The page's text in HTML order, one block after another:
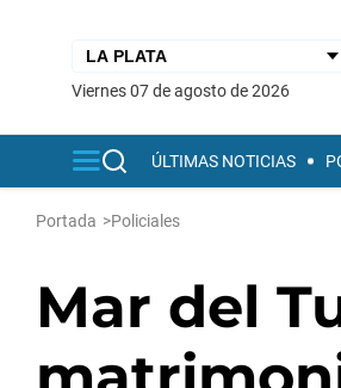
viernes 07 de agosto de 2026
ÚLTIMAS NOTICIAS
Portada >Policiales
Mar del